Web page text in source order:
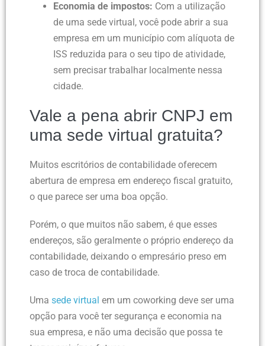
Economia de impostos: Com a utilização
de uma sede virtual, você pode abrir a sua
empresa em um município com alíquota de
ISS reduzida para o seu tipo de atividade,
sem precisar trabalhar localmente nessa
cidade.
Vale a pena abrir CNPJ em
uma sede virtual gratuita?
Muitos escritórios de contabilidade oferecem
abertura de empresa em endereço fiscal gratuito,
o que parece ser uma boa opção.
Porém, o que muitos não sabem, é que esses
endereços, são geralmente o próprio endereço da
contabilidade, deixando o empresário preso em
caso de troca de contabilidade.
Uma sede virtual em um coworking deve ser uma
opção para você ter segurança e economia na
sua empresa, e não uma decisão que possa te